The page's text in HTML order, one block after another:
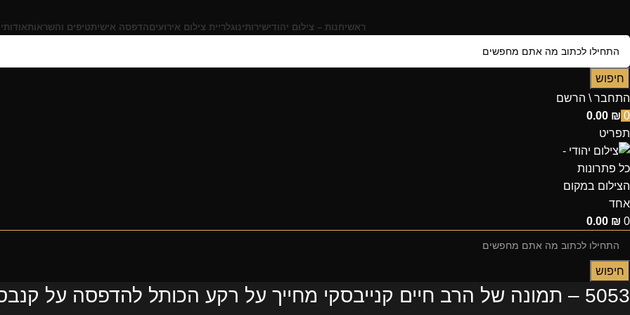
ראשיחנות – צילום יהודישירותינוגלריית צילום אירועיםהדפסה אישיתטיפים והשראות
חיפוש
התחבר \ הרשם
0
0.00 ₪
תפריט
0
0.00 ₪
חיפוש
5053 – תמונה של הרב חיים קנייבסקי מחייך על רקע הכותל להדפסה על קנבס או זכוכית